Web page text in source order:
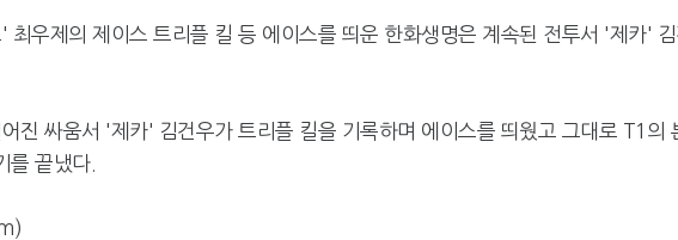
최우제의 제이스 트리플 킬 등 에이스를 띄운 한화생명은 계속된 전투서 '제카'
진 싸움서 '제카' 김건우가 트리플 킬을 기록하며 에이스를 띄웠고 그대로 T1의
를 끝냈다.